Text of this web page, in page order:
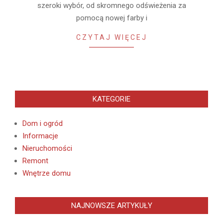
szeroki wybór, od skromnego odświeżenia za
pomocą nowej farby i
CZYTAJ WIĘCEJ
KATEGORIE
Dom i ogród
Informacje
Nieruchomości
Remont
Wnętrze domu
NAJNOWSZE ARTYKUŁY